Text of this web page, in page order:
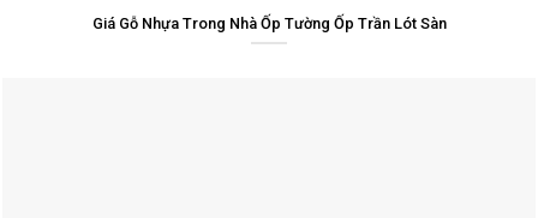
Giá Gỗ Nhựa Trong Nhà Ốp Tường Ốp Trần Lót Sàn